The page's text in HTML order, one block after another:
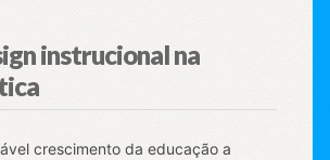
instrucional na
crescimento da educação a